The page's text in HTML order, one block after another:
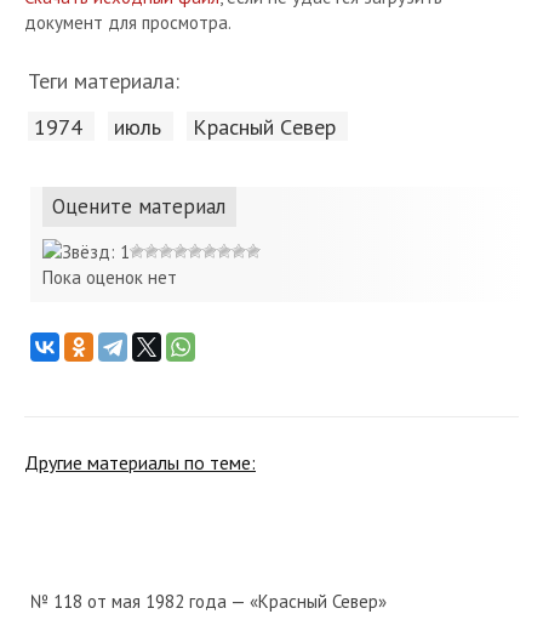
документ для просмотра.
Теги материала:
1974 июль Красный Cевер
Оцените материал
Пока оценок нет
Другие материалы по теме:
№ 118 от мая 1982 года — «Красный Север»